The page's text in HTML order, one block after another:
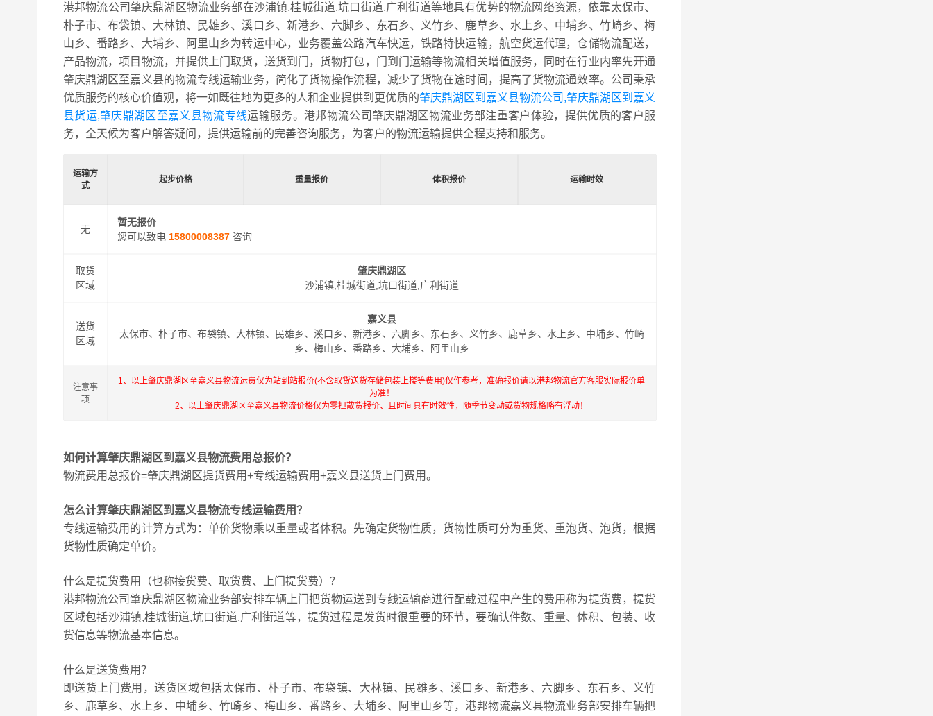
港邦物流公司肇庆鼎湖区物流业务部在沙浦镇,桂城街道,坑口街道,广利街道等地具有优势的物流网络资源，依靠太保市、
朴子市、布袋镇、大林镇、民雄乡、溪口乡、新港乡、六脚乡、东石乡、义竹乡、鹿草乡、水上乡、中埔乡、竹崎乡、梅
山乡、番路乡、大埔乡、阿里山乡为转运中心，业务覆盖公路汽车快运，铁路特快运输，航空货运代理，仓储物流配送，
产品物流，项目物流，并提供上门取货，送货到门，货物打包，门到门运输等物流相关增值服务，同时在行业内率先开通
肇庆鼎湖区至嘉义县的物流专线运输业务，简化了货物操作流程，减少了货物在途时间，提高了货物流通效率。公司秉承
优质服务的核心价值观，将一如既往地为更多的人和企业提供到更优质的肇庆鼎湖区到嘉义县物流公司,肇庆鼎湖区到嘉义
县货运,肇庆鼎湖区至嘉义县物流专线运输服务。港邦物流公司肇庆鼎湖区物流业务部注重客户体验，提供优质的客户服
务，全天候为客户解答疑问，提供运输前的完善咨询服务，为客户的物流运输提供全程支持和服务。
运输方
式
起步价格 重量报价 体积报价 运输时效
无
暂无报价
您可以致电 15800008387咨询
取货
区域
肇庆鼎湖区
沙浦镇,桂城街道,坑口街道,广利街道
送货
区域
嘉义县
太保市、朴子市、布袋镇、大林镇、民雄乡、溪口乡、新港乡、六脚乡、东石乡、义竹乡、鹿草乡、水上乡、中埔乡、竹崎
乡、梅山乡、番路乡、大埔乡、阿里山乡
注意事
项
1、以上肇庆鼎湖区至嘉义县物流运费仅为站到站报价(不含取货送货存储包装上楼等费用)仅作参考，准确报价请以港邦物流官方客服实际报价单
为准！
2、以上肇庆鼎湖区至嘉义县物流价格仅为零担散货报价、且时间具有时效性，随季节变动或货物规格略有浮动！
如何计算肇庆鼎湖区到嘉义县物流费用总报价？
物流费用总报价=肇庆鼎湖区提货费用+专线运输费用+嘉义县送货上门费用。
怎么计算肇庆鼎湖区到嘉义县物流专线运输费用？
专线运输费用的计算方式为：单价货物乘以重量或者体积。先确定货物性质，货物性质可分为重货、重泡货、泡货，根据
货物性质确定单价。
什么是提货费用（也称接货费、取货费、上门提货费）？
港邦物流公司肇庆鼎湖区物流业务部安排车辆上门把货物运送到专线运输商进行配载过程中产生的费用称为提货费，提货
区域包括沙浦镇,桂城街道,坑口街道,广利街道等，提货过程是发货时很重要的环节，要确认件数、重量、体积、包装、收
货信息等物流基本信息。
什么是送货费用？
即送货上门费用，送货区域包括太保市、朴子市、布袋镇、大林镇、民雄乡、溪口乡、新港乡、六脚乡、东石乡、义竹
乡、鹿草乡、水上乡、中埔乡、竹崎乡、梅山乡、番路乡、大埔乡、阿里山乡等，港邦物流嘉义县物流业务部安排车辆把